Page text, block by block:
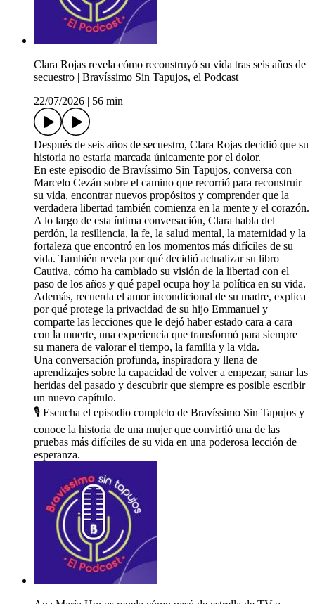
Clara Rojas revela cómo reconstruyó su vida tras seis años de
secuestro | Bravíssimo Sin Tapujos, el Podcast
22/07/2026
56 min
Después de seis años de secuestro, Clara Rojas decidió que su
historia no estaría marcada únicamente por el dolor.
En este episodio de Bravíssimo Sin Tapujos, conversa con
Marcelo Cezán sobre el camino que recorrió para reconstruir
su vida, encontrar nuevos propósitos y comprender que la
verdadera libertad también comienza en la mente y el corazón.
A lo largo de esta íntima conversación, Clara habla del
perdón, la resiliencia, la fe, la salud mental, la maternidad y la
fortaleza que encontró en los momentos más difíciles de su
vida. También revela por qué decidió actualizar su libro
Cautiva, cómo ha cambiado su visión de la libertad con el
paso de los años y qué papel ocupa hoy la política en su vida.
Además, recuerda el amor incondicional de su madre, explica
por qué protege la privacidad de su hijo Emmanuel y
comparte las lecciones que le dejó haber estado cara a cara
con la muerte, una experiencia que transformó para siempre
su manera de valorar el tiempo, la familia y la vida.
Una conversación profunda, inspiradora y llena de
aprendizajes sobre la capacidad de volver a empezar, sanar las
heridas del pasado y descubrir que siempre es posible escribir
un nuevo capítulo.
🎙️ Escucha el episodio completo de Bravíssimo Sin Tapujos y
conoce la historia de una mujer que convirtió una de las
pruebas más difíciles de su vida en una poderosa lección de
esperanza.